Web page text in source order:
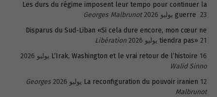
Les durs du régime imposent leur tempo pour continuer la
guerre 23 يوليو 2026
Georges Malbrunot
Disparus du Sud-Liban «Si cela dure encore, mon cœur ne
tiendra pas» 21 يوليو 2026
Libération
L’Irak, Washington et le vrai retour de l’histoire 16 يوليو 2026
Walid Sinno
La reconfiguration du pouvoir iranien 12 يوليو 2026
Georges
Malbrunot